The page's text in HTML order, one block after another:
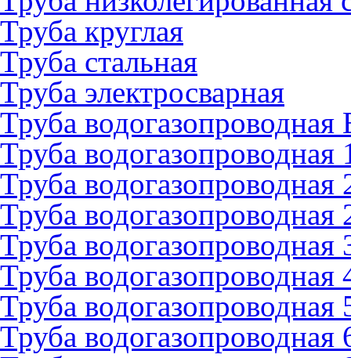
Труба круглая
Труба стальная
Труба электросварная
Труба
Труба
Труба
Труба
Труба
Труба
Труба
Труба